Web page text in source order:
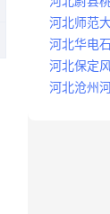
河北师范
河北华电
分场辅助
河北保定
河北沧州